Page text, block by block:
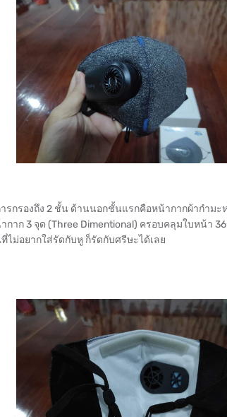
รกรองถึง 2 ชั้น ด้านนอกชั้นแรกคือหน้ากากผ้ากำม
กาก 3 จุด (Three Dimentional) ครอบคลุมใบหน้า
ม่อยากใส่รัดกับหู ก็รัดกับศรีษะได้เลย